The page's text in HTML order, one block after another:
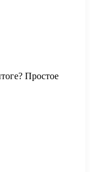
Простое